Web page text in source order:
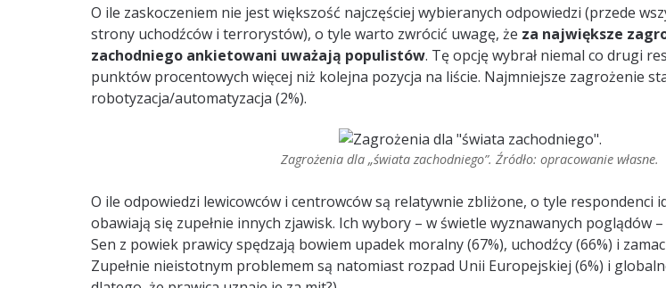
O ile zaskoczeniem nie jest większość najczęściej wybieranych odpowiedzi (przede
strony uchodźców i terrorystów), o tyle warto zwrócić uwagę, że za największe
zachodniego ankietowani uważają populistów. Tę opcję wybrał niemal co drugi
punktów procentowych więcej niż kolejna pozycja na liście. Najmniejsze zagrożenie
robotyzacja/automatyzacja (2%).
Zagrożenia dla „świata zachodniego”. Źródło: opracowanie własne.
O ile odpowiedzi lewicowców i centrowców są relatywnie zbliżone, o tyle respondenci
obawiają się zupełnie innych zjawisk. Ich wybory – w świetle wyznawanych poglądów
Sen z powiek prawicy spędzają bowiem upadek moralny (67%), uchodźcy (66%) i
Zupełnie nieistotnym problemem są natomiast rozpad Unii Europejskiej (6%) i